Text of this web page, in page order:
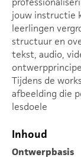
jouw instructie
leerlingen
structuur en
tekst, audio,
Tijdens de
afbeelding die
lesdoele
Inhoud
Ontwerpbasis